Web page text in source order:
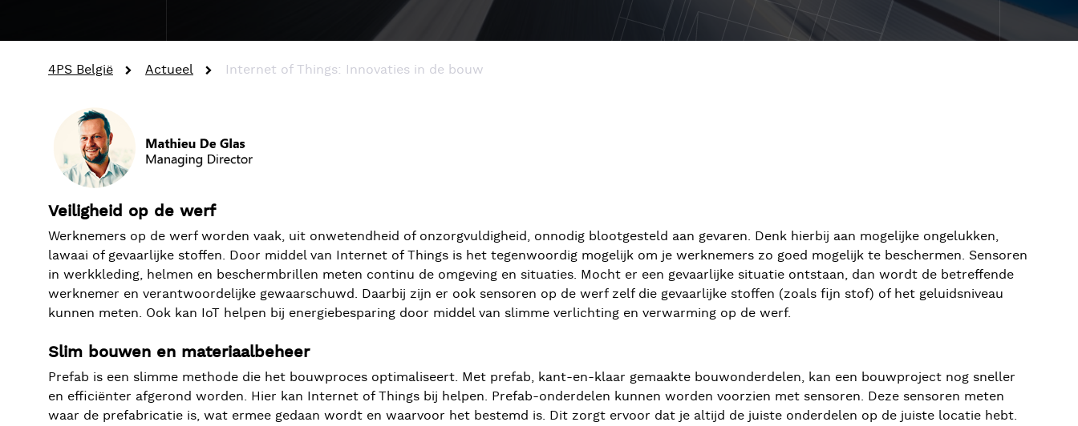
4PS België Actueel Internet of Things: Innovaties in de bouw
Veiligheid op de werf
Werknemers op de werf worden vaak, uit onwetendheid of onzorgvuldigheid, onnodig blootgesteld aan gevaren. Denk hierbij aan mogelijke ongelukken,
lawaai of gevaarlijke stoffen. Door middel van Internet of Things is het tegenwoordig mogelijk om je werknemers zo goed mogelijk te beschermen. Sensoren
in werkkleding, helmen en beschermbrillen meten continu de omgeving en situaties. Mocht er een gevaarlijke situatie ontstaan, dan wordt de betreffende
werknemer en verantwoordelijke gewaarschuwd. Daarbij zijn er ook sensoren op de werf zelf die gevaarlijke stoffen (zoals fijn stof) of het geluidsniveau
kunnen meten. Ook kan IoT helpen bij energiebesparing door middel van slimme verlichting en verwarming op de werf.
Slim bouwen en materiaalbeheer
Prefab is een slimme methode die het bouwproces optimaliseert. Met prefab, kant-en-klaar gemaakte bouwonderdelen, kan een bouwproject nog sneller
en efficiënter afgerond worden. Hier kan Internet of Things bij helpen. Prefab-onderdelen kunnen worden voorzien met sensoren. Deze sensoren meten
waar de prefabricatie is, wat ermee gedaan wordt en waarvoor het bestemd is. Dit zorgt ervoor dat je altijd de juiste onderdelen op de juiste locatie hebt.